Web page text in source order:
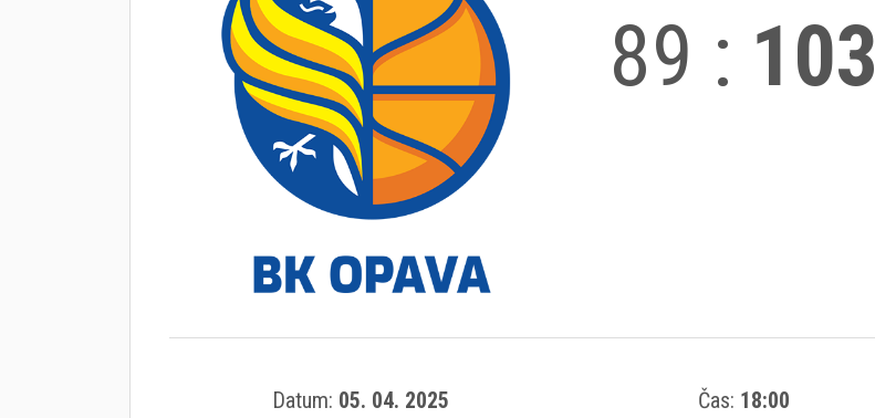
89 : 103
Datum: 05. 04. 2025 Čas: 18:00